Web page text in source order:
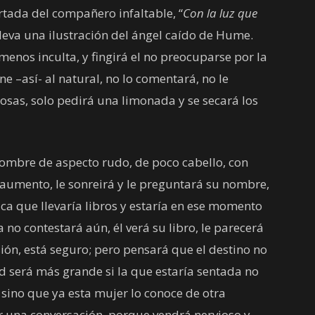
del compañero infaltable, “Con la luz que
una ilustración del ángel caído de Hume.
inculta, y fingirá el no preocuparse por la
–así- al natural, no lo comentará, no le
solo pedirá una limonada y se secará los
de aspecto rudo, de poco cabello, con
le sonreirá y le preguntará su nombre,
que llevaría libros y estaría en ese momento
contestará aún, él verá su libro, le parecerá
está seguro; pero pensará que el destino no
será más grande si la que estaría sentada no
que ya esta mujer lo conoce de otra